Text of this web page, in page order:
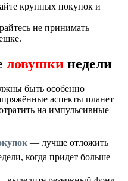
крупных покупок и
не принимать
ловушки недели
быть особенно
аспекты планет
на импульсивные
— лучше отложить
когда придет больше